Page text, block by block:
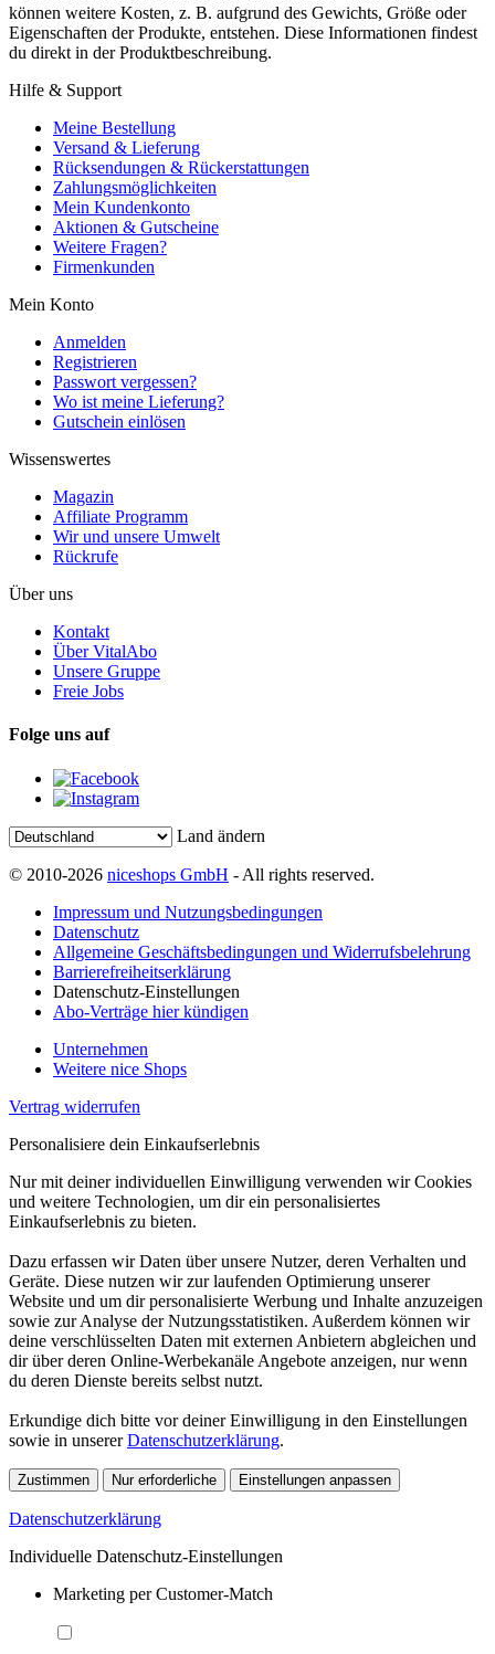
können weitere Kosten, z. B. aufgrund des Gewichts, Größe oder
Eigenschaften der Produkte, entstehen. Diese Informationen findest
du direkt in der Produktbeschreibung.
Hilfe & Support
Meine Bestellung
Versand & Lieferung
Rücksendungen & Rückerstattungen
Zahlungsmöglichkeiten
Mein Kundenkonto
Aktionen & Gutscheine
Weitere Fragen?
Firmenkunden
Mein Konto
Anmelden
Registrieren
Passwort vergessen?
Wo ist meine Lieferung?
Gutschein einlösen
Wissenswertes
Magazin
Affiliate Programm
Wir und unsere Umwelt
Rückrufe
Über uns
Kontakt
Über VitalAbo
Unsere Gruppe
Freie Jobs
Folge uns auf
Land ändern
© 2010-2026 niceshops GmbH - All rights reserved.
Impressum und Nutzungsbedingungen
Datenschutz
Allgemeine Geschäftsbedingungen und Widerrufsbelehrung
Barrierefreiheitserklärung
Datenschutz-Einstellungen
Abo-Verträge hier kündigen
Unternehmen
Weitere nice Shops
Vertrag widerrufen
Personalisiere dein Einkaufserlebnis
Nur mit deiner individuellen Einwilligung verwenden wir Cookies
und weitere Technologien, um dir ein personalisiertes
Einkaufserlebnis zu bieten.
Dazu erfassen wir Daten über unsere Nutzer, deren Verhalten und
Geräte. Diese nutzen wir zur laufenden Optimierung unserer
Website und um dir personalisierte Werbung und Inhalte anzuzeigen
sowie zur Analyse der Nutzungsstatistiken. Außerdem können wir
deine verschlüsselten Daten mit externen Anbietern abgleichen und
dir über deren Online-Werbekanäle Angebote anzeigen, nur wenn
du deren Dienste bereits selbst nutzt.
Erkundige dich bitte vor deiner Einwilligung in den Einstellungen
sowie in unsererDatenschutzerklärung.
Zustimmen Nur erforderliche Einstellungen anpassen
Datenschutzerklärung
Individuelle Datenschutz-Einstellungen
Marketing per Customer-Match